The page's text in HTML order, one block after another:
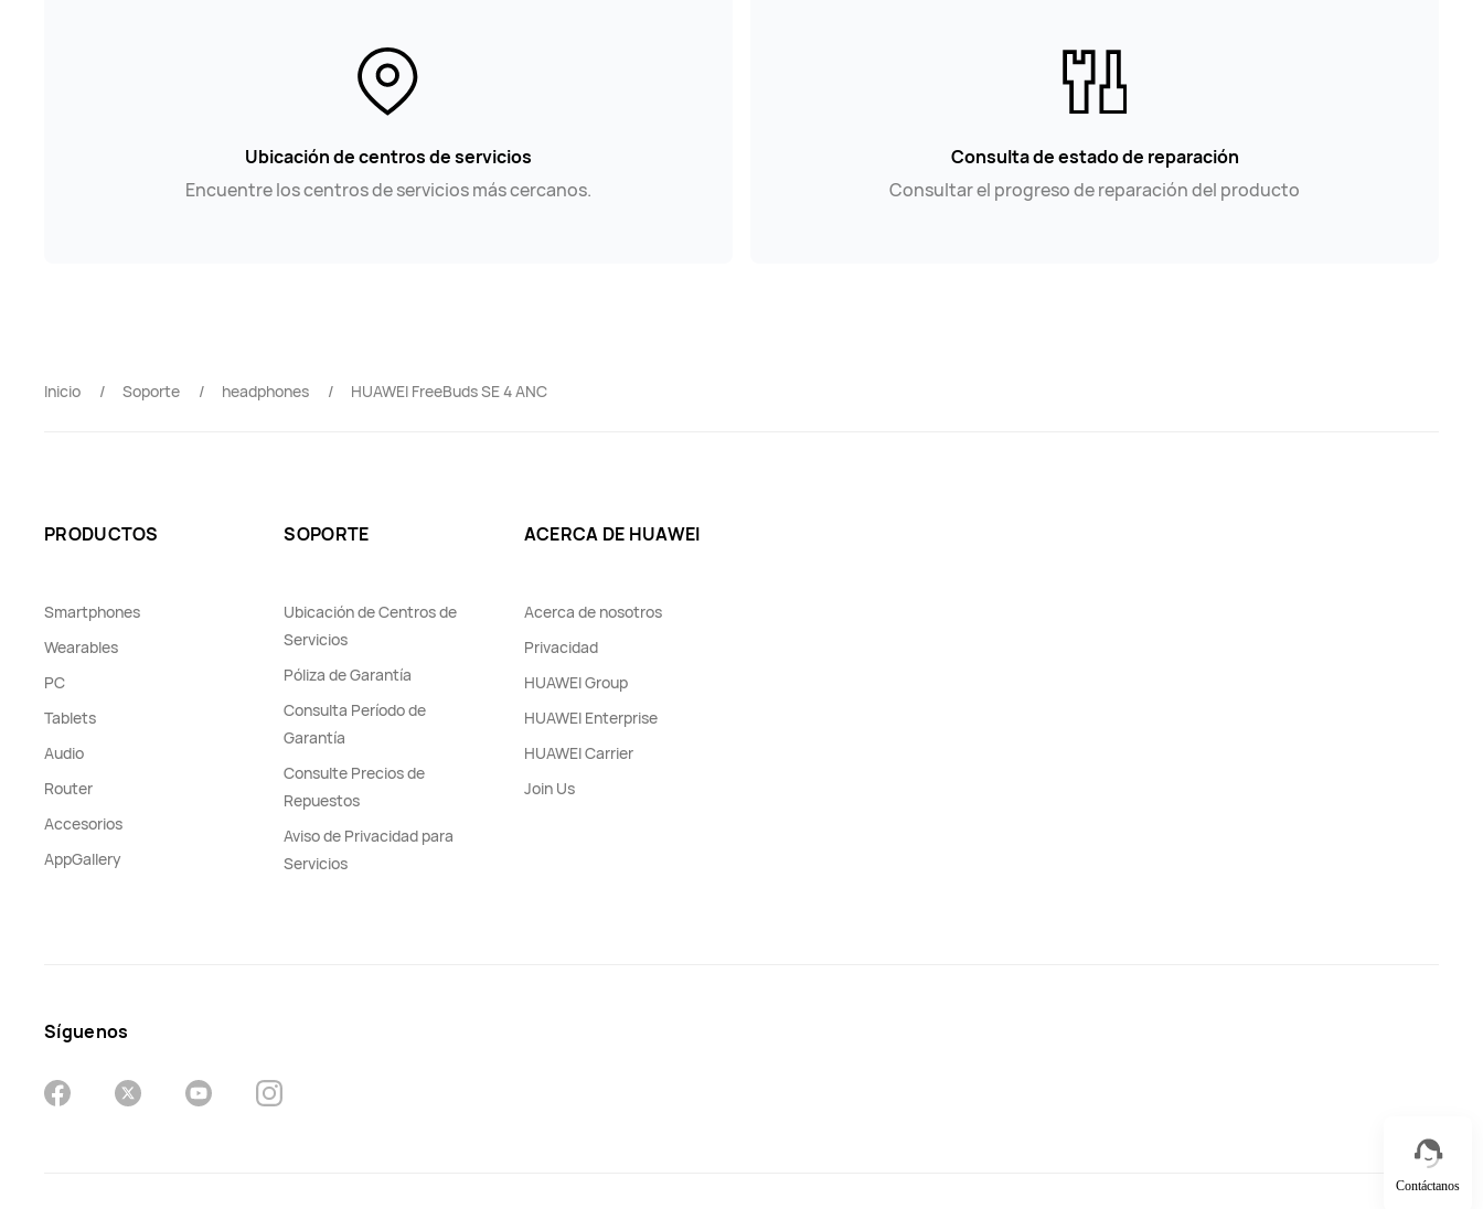
Ubicación de centros de servicios
Encuentre los centros de servicios más cercanos.
Consulta de estado de reparación
Consultar el progreso de reparación del producto
Contáctanos
Inicio Soporte headphones HUAWEI FreeBuds SE 4 ANC
PRODUCTOS
Smartphones
Wearables
PC
Tablets
Audio
Router
Accesorios
AppGallery
SOPORTE
Ubicación de Centros de
Servicios
Póliza de Garantía
Consulta Período de
Garantía
Consulte Precios de
Repuestos
Aviso de Privacidad para
Servicios
ACERCA DE HUAWEI
Acerca de nosotros
Privacidad
HUAWEI Group
HUAWEI Enterprise
HUAWEI Carrier
Join Us
Síguenos